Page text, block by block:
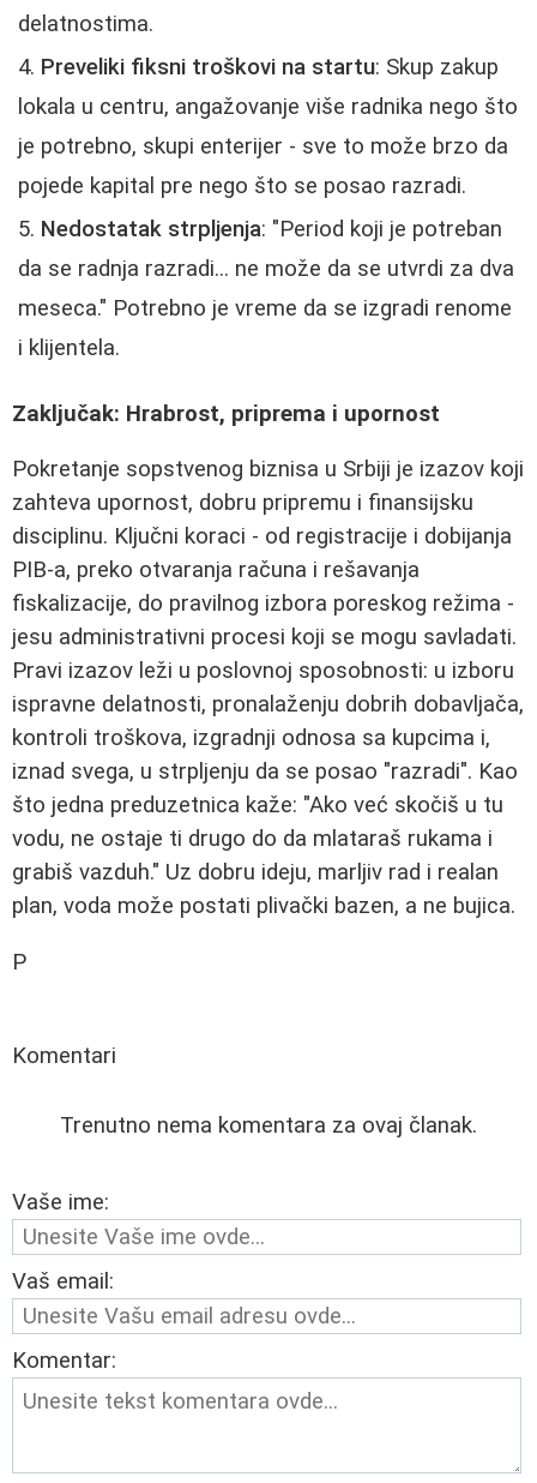
delatnostima.
Preveliki fiksni troškovi na startu: Skup zakup
lokala u centru, angažovanje više radnika nego što
je potrebno, skupi enterijer - sve to može brzo da
pojede kapital pre nego što se posao razradi.
Nedostatak strpljenja: "Period koji je potreban
da se radnja razradi... ne može da se utvrdi za dva
meseca." Potrebno je vreme da se izgradi renome
i klijentela.
Zaključak: Hrabrost, priprema i upornost
Pokretanje sopstvenog biznisa u Srbiji je izazov koji
zahteva upornost, dobru pripremu i finansijsku
disciplinu. Ključni koraci - od registracije i dobijanja
PIB-a, preko otvaranja računa i rešavanja
fiskalizacije, do pravilnog izbora poreskog režima -
jesu administrativni procesi koji se mogu savladati.
Pravi izazov leži u poslovnoj sposobnosti: u izboru
ispravne delatnosti, pronalaženju dobrih dobavljača,
kontroli troškova, izgradnji odnosa sa kupcima i,
iznad svega, u strpljenju da se posao "razradi". Kao
što jedna preduzetnica kaže: "Ako već skočiš u tu
vodu, ne ostaje ti drugo do da mlataraš rukama i
grabiš vazduh." Uz dobru ideju, marljiv rad i realan
plan, voda može postati plivački bazen, a ne bujica.
P
Komentari
Trenutno nema komentara za ovaj članak.
Vaše ime:
Vaš email:
Komentar: